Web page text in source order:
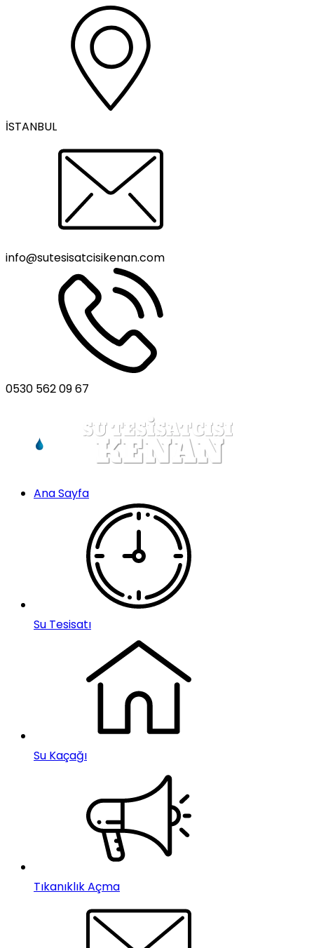
İSTANBUL
info@sutesisatcisikenan.com
0530 562 09 67
Ana Sayfa
Su Tesisatı
Su Kaçağı
Tıkanıklık Açma